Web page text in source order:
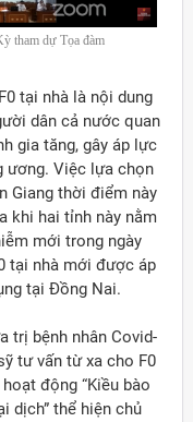
tham dự Tọa đàm
tại nhà là nội dung
dân cả nước quan
gia tăng, gây áp lực
ương. Việc lựa chọn
Giang thời điểm này
khi hai tỉnh này nằm
mới trong ngày
tại nhà mới được áp
tại Đồng Nai.
trị bệnh nhân Covid-
tư vấn từ xa cho F0
động “Kiều bào
dịch” thể hiện chủ